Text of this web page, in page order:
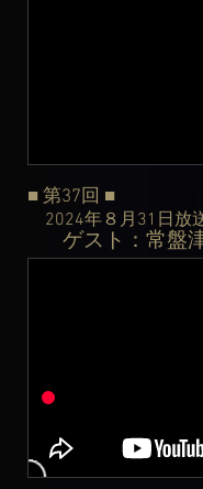
■ 第37回 ■
2024年８月31日 放
ゲスト：常盤